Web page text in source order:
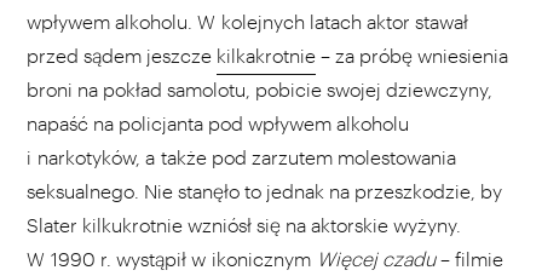
wpływem alkoholu. W kolejnych latach aktor stawał
przed sądem jeszcze kilkakrotnie – za próbę wniesienia
broni na pokład samolotu, pobicie swojej dziewczyny,
napaść na policjanta pod wpływem alkoholu
i narkotyków, a także pod zarzutem molestowania
seksualnego. Nie stanęło to jednak na przeszkodzie, by
Slater kilkukrotnie wzniósł się na aktorskie wyżyny.
W 1990 r. wystąpił w ikonicznym Więcej czadu– filmie